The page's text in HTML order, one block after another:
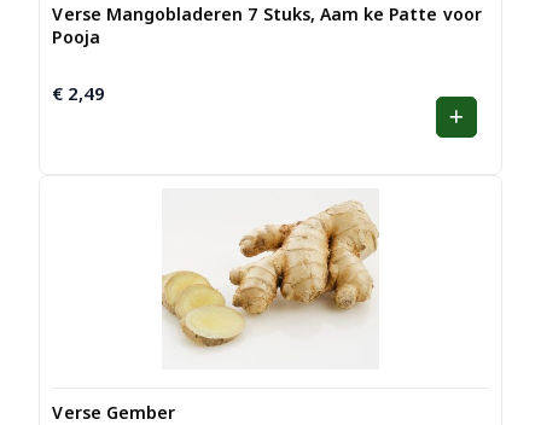
Verse Mangobladeren 7 Stuks, Aam ke Patte voor
Pooja
€ 2,49
Verse Gember